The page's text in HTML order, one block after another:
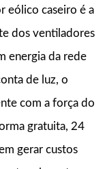
eólico caseiro é a
dos ventiladores
energia da rede
de luz, o
com a força do
gratuita, 24
gerar custos